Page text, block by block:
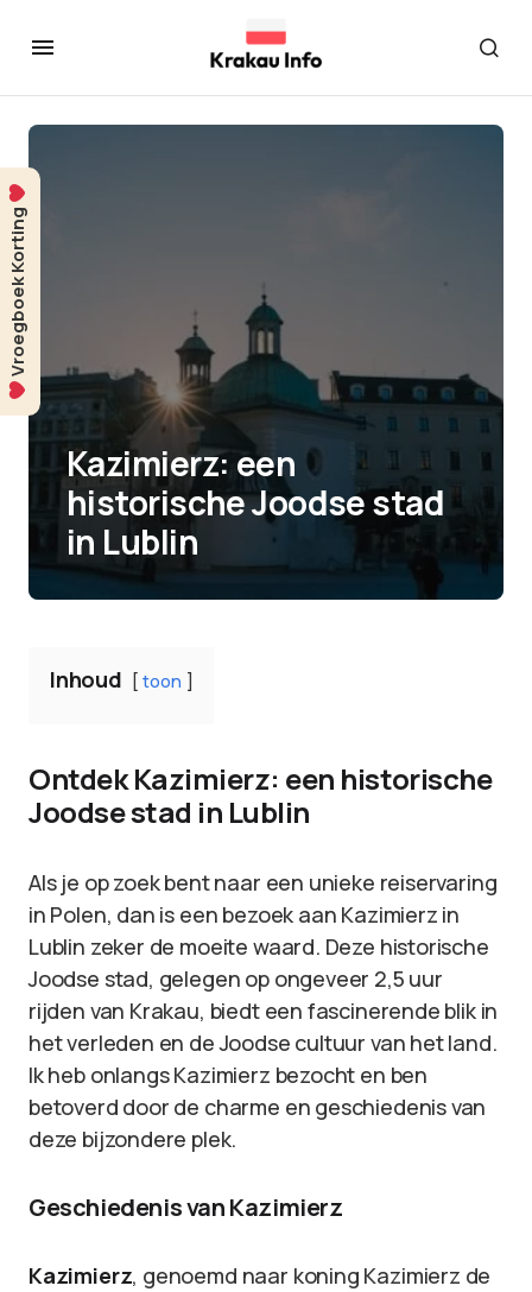
Kazimierz: een
historische Joodse stad
in Lublin
Inhoud toon
Ontdek Kazimierz: een historische
Joodse stad in Lublin
Als je op zoek bent naar een unieke reiservaring
in Polen, dan is een bezoek aan Kazimierz in
Lublin zeker de moeite waard. Deze historische
Joodse stad, gelegen op ongeveer 2,5 uur
rijden van Krakau, biedt een fascinerende blik in
het verleden en de Joodse cultuur van het land.
Ik heb onlangs Kazimierz bezocht en ben
betoverd door de charme en geschiedenis van
deze bijzondere plek.
Geschiedenis van Kazimierz
Kazimierz, genoemd naar koning Kazimierz de
Vroegboek Korting